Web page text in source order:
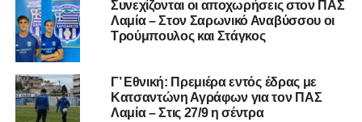
Συνεχίζονται οι αποχωρήσεις στον ΠΑΣ
Λαμία – Στον Σαρωνικό Αναβύσσου οι
Τρούμπουλος και Στάγκος
Γ’ Εθνική: Πρεμιέρα εντός έδρας με
Κατσαντώνη Αγράφων για τον ΠΑΣ
Λαμία – Στις 27/9 η σέντρα